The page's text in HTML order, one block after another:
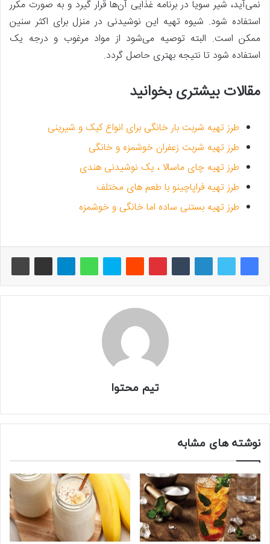
نمی‌آید، شیر سویا در برنامه غذایی آن‌ها قرار گیرد و به صورت مکرر
استفاده شود. شیوه تهیه این نوشیدنی در منزل برای اکثر سنین
ممکن است. البته توصیه می‌شود از مواد مرغوب و درجه یک
استفاده شود تا نتیجه بهتری حاصل گردد.
مقالات بیشتری بخوانید
طرز تهیه شربت بار خانگی برای انواع کیک و شیرینی
طرز تهیه شربت زعفران خوشمزه و خانگی
طرز تهیه چای ماسالا ، یک نوشیدنی هندی
طرز تهیه فراپاچینو با طعم های مختلف
طرز تهیه بستنی ساده اما خانگی و خوشمزه
تیم محتوا
نوشته های مشابه